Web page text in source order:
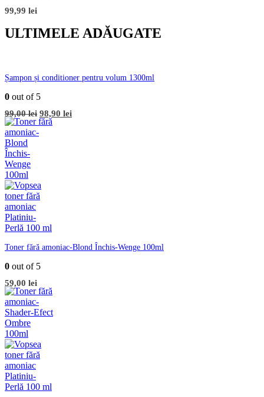
99,99 lei
ULTIMELE ADĂUGATE
Șampon și conditioner pentru volum 1300ml
0 out of 5
99,00lei Prețul
inițial
98,90 leiPrețul
curent
Toner fără amoniac-Blond Închis-Wenge 100ml
0 out of 5
59,00 lei